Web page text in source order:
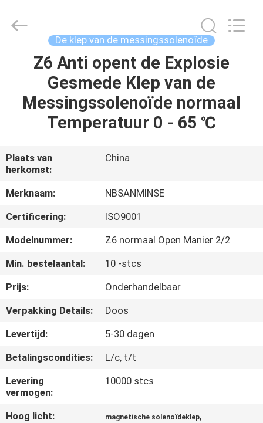
HUIS
PRODUCTEN
ONGEVEER
ONS
FABRIEKSREIS
KWALITEITSCONTROLE
CONTACTEER
ONS
NIEUWS
VERZOEK
OM EEN
CITAAT
Export
Co.,Ltd..
De klep van de messingssolenoïde
Z6 Anti opent de Explosie
Gesmede Klep van de
Messingssolenoïde normaal
Temperatuur 0 - 65 ℃
Plaats van
herkomst:
China
Merknaam:
NBSANMINSE
Certificering:
ISO9001
Modelnummer:
Z6 normaal Open Manier 2/2
Min. bestelaantal:
10 -stcs
Prijs:
Onderhandelbaar
Verpakking Details:
Doos
Levertijd:
5-30 dagen
Betalingscondities:
L/c, t/t
Levering
vermogen:
10000 stcs
Hoog licht: magnetische solenoïdeklep,